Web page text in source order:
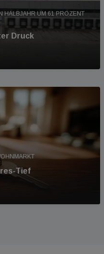
HALBJAHR UM 61 PROZENT
Druck
Tief